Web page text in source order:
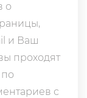
о
и Ваш
проходят
с